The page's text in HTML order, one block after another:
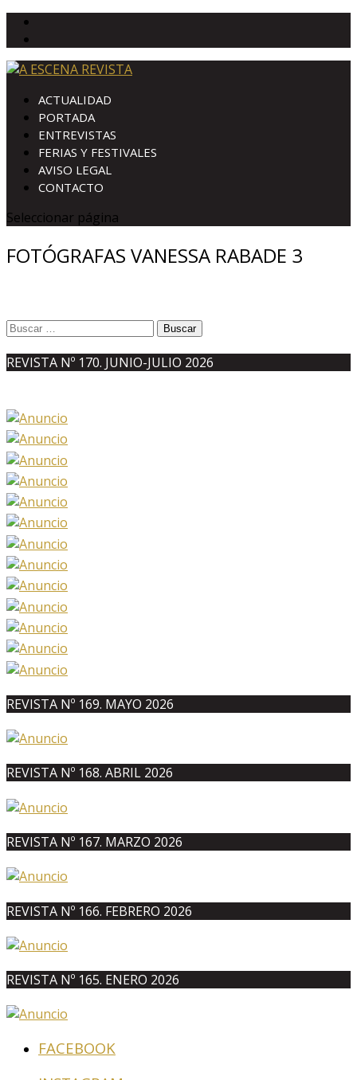
ACTUALIDAD
PORTADA
ENTREVISTAS
FERIAS Y FESTIVALES
AVISO LEGAL
CONTACTO
Seleccionar página
FOTÓGRAFAS VANESSA RABADE 3
Buscar:
REVISTA Nº 170. JUNIO-JULIO 2026
REVISTA Nº 169. MAYO 2026
REVISTA Nº 168. ABRIL 2026
REVISTA Nº 167. MARZO 2026
REVISTA Nº 166. FEBRERO 2026
REVISTA Nº 165. ENERO 2026
FACEBOOK